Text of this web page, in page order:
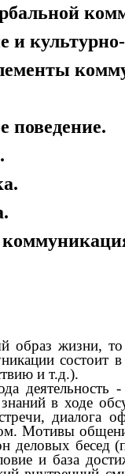
образ жизни,
состоит
и т.д.).
деятельность
в ходе
диалога
Мотивы
бесед
и база